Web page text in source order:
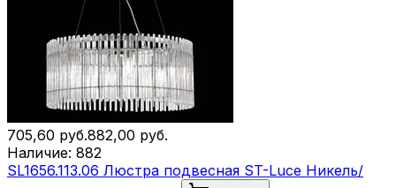
705,60 руб.882,00 руб.
Наличие: 882
SL1656.113.06 Люстра подвесная ST-Luce Никель/